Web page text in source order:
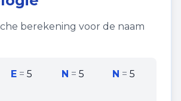
berekening voor de naam
E =5 N = 5 N =5